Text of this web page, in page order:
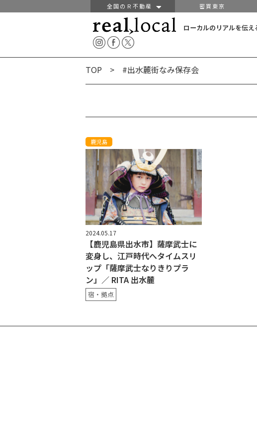
全国のＲ不動産 密買東京
ローカルのリアルを伝え
TOP > #出水麓街なみ保存会
鹿児島
2024.05.17
【鹿児島県出水市】薩摩武士に
変身し、江戸時代へタイムスリ
ップ「薩摩武士なりきりプラ
ン」／ RITA 出水麓
宿・拠点